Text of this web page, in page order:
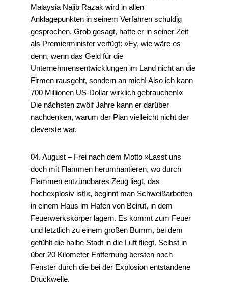
Malaysia Najib Razak wird in allen
Anklagepunkten in seinem Verfahren schuldig
gesprochen. Grob gesagt, hatte er in seiner Zeit
als Premierminister verfügt: »Ey, wie wäre es
denn, wenn das Geld für die
Unternehmensentwicklungen im Land nicht an die
Firmen rausgeht, sondern an mich! Also ich kann
700 Millionen US-Dollar wirklich gebrauchen!«
Die nächsten zwölf Jahre kann er darüber
nachdenken, warum der Plan vielleicht nicht der
cleverste war.
04. August – Frei nach dem Motto »Lasst uns
doch mit Flammen herumhantieren, wo durch
Flammen entzündbares Zeug liegt, das
hochexplosiv ist!«, beginnt man Schweißarbeiten
in einem Haus im Hafen von Beirut, in dem
Feuerwerkskörper lagern. Es kommt zum Feuer
und letztlich zu einem großen Bumm, bei dem
gefühlt die halbe Stadt in die Luft fliegt. Selbst in
über 20 Kilometer Entfernung bersten noch
Fenster durch die bei der Explosion entstandene
Druckwelle.